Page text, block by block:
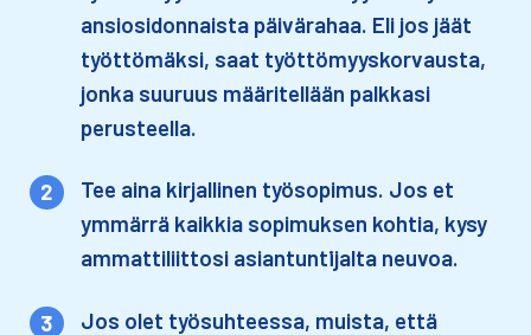
ansiosidonnaista päivärahaa. Eli jos jäät
työttömäksi, saat työttömyyskorvausta,
jonka suuruus määritellään palkkasi
perusteella.
Tee aina kirjallinen työsopimus. Jos et
ymmärrä kaikkia sopimuksen kohtia, kysy
ammattiliittosi asiantuntijalta neuvoa.​
Jos olet työsuhteessa, muista, että